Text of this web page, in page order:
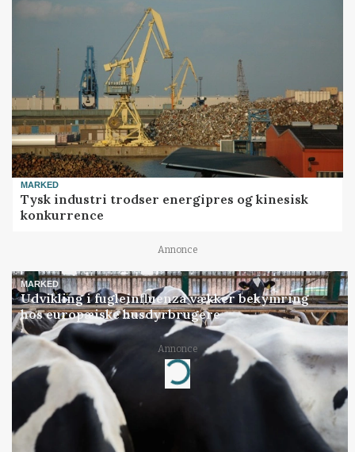
MARKED
Tysk industri trodser energipres og kinesisk
konkurrence
Annonce
MARKED
Udvikling i fugleinfluenza vækker bekymring
hos europæiske husdyrbrugere
Annonce
Loading...